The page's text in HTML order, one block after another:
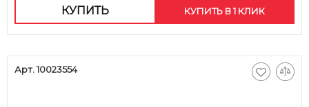
КУПИТЬ КУПИТЬ В 1 КЛИК
Арт. 10023554